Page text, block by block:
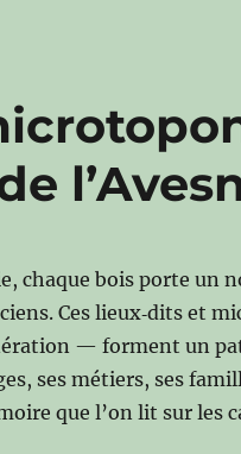
chaque bois porte un
Ces lieux‑dits et
— forment un
ses métiers, ses
que l’on lit sur les